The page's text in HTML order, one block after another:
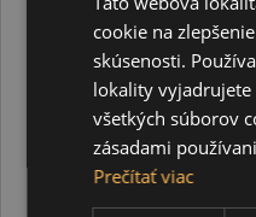
Ryžový papier na
cookie na
skúsenosti.
lokality
všetkých súborov
zásadami
Prečítať viac